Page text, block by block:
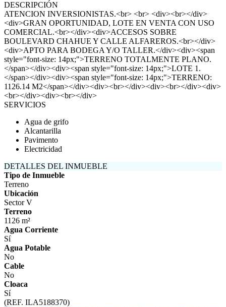
DESCRIPCIÓN
ATENCION INVERSIONISTAS.<br> <br> <div><br></div>
<div>GRAN OPORTUNIDAD, LOTE EN VENTA CON USO
COMERCIAL.<br></div><div>ACCESOS SOBRE
BOULEVARD CHAHUE Y CALLE ALFAREROS.<br></div>
<div>APTO PARA BODEGA Y/O TALLER.</div><div><span
style="font-size: 14px;">TERRENO TOTALMENTE PLANO.
</span></div><div><span style="font-size: 14px;">LOTE 1.
</span></div><div><span style="font-size: 14px;">TERRENO:
1126.14 M2</span></div><div><br></div><div><br></div><div>
<br></div><div><br></div>
SERVICIOS
Agua de grifo
Alcantarilla
Pavimento
Electricidad
DETALLES DEL INMUEBLE
Tipo de Inmueble
Terreno
Ubicación
Sector V
Terreno
1126 m²
Agua Corriente
Sí
Agua Potable
No
Cable
No
Cloaca
Sí
(REF. ILA5188370)